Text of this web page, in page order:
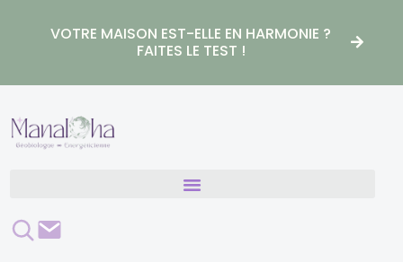
VOTRE MAISON EST-ELLE EN HARMONIE ?
FAITES LE TEST !
Rechercher
Contact